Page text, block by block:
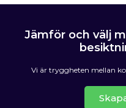
Jämför och välj
Vi är tryggheten mellan